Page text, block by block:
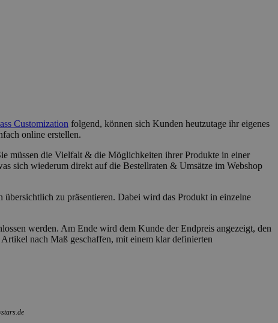
Customization folgend, können sich Kunden heutzutage ihr eigenes
online erstellen.
müssen die Vielfalt & die Möglichkeiten ihrer Produkte in einer
sich wiederum direkt auf die Bestellraten & Umsätze im Webshop
zu präsentieren. Dabei wird das Produkt in einzelne
werden. Am Ende wird dem Kunde der Endpreis angezeigt, den
nach Maß geschaffen, mit einem klar definierten